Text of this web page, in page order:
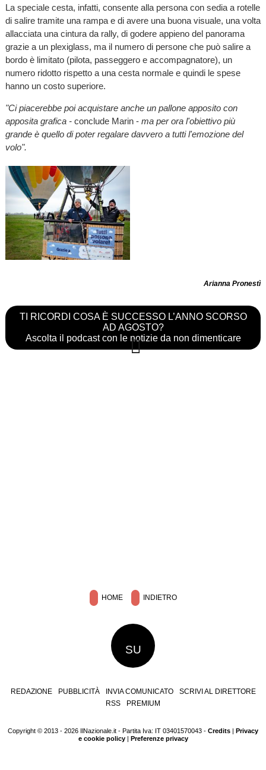
La speciale cesta, infatti, consente alla persona con sedia a rotelle
di salire tramite una rampa e di avere una buona visuale, una volta
allacciata una cintura da rally, di godere appieno del panorama
grazie a un plexiglass, ma il numero di persone che può salire a
bordo è limitato (pilota, passeggero e accompagnatore), un
numero ridotto rispetto a una cesta normale e quindi le spese
hanno un costo superiore.
"Ci piacerebbe poi acquistare anche un pallone apposito con
apposita grafica -conclude Marin - ma per ora l'obiettivo più
grande è quello di poter regalare davvero a tutti l'emozione del
volo".
Arianna Pronestì
TI RICORDI COSA È SUCCESSO L’ANNO SCORSO
AD AGOSTO?
Ascolta il podcast con le notizie da non dimenticare
HOME INDIETRO
SU
REDAZIONE PUBBLICITÀ INVIA COMUNICATO
SCRIVI AL DIRETTORE
RSS
PREMIUM
Copyright © 2013 - 2026 IlNazionale.it - Partita Iva: IT 03401570043 - Credits | Privacy
e cookie policy| Preferenze privacy